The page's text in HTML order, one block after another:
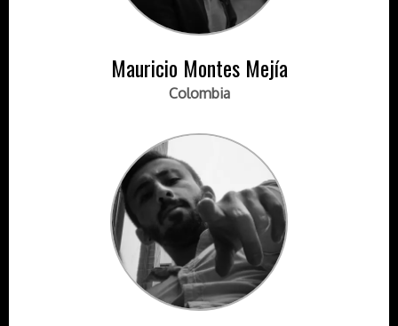
Mauricio Montes Mejía
Colombia